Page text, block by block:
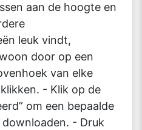
aan de hoogte en
leuk vindt,
door op een
van elke
- Klik op de
om een bepaalde
- Druk